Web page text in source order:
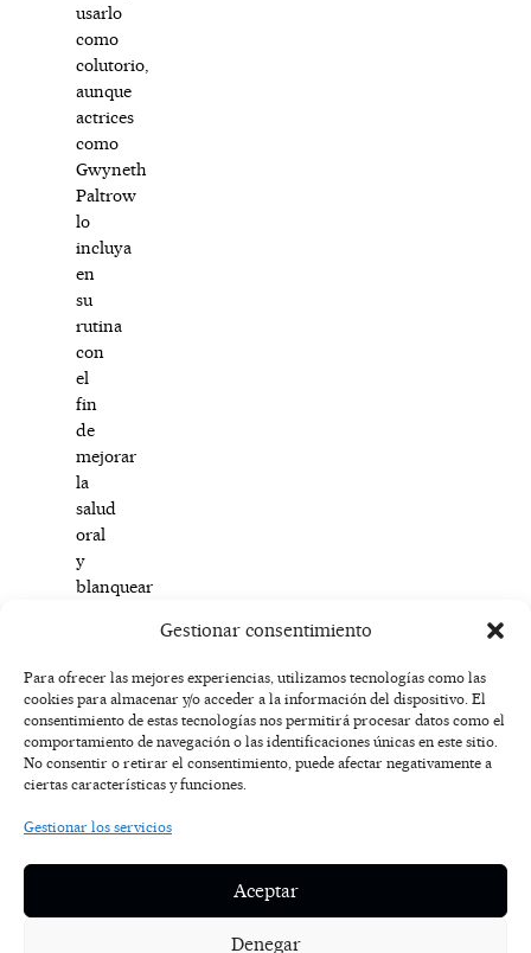
Gestionar consentimiento
Para ofrecer las mejores experiencias, utilizamos tecnologías como las
cookies para almacenar y/o acceder a la información del dispositivo. El
consentimiento de estas tecnologías nos permitirá procesar datos como el
comportamiento de navegación o las identificaciones únicas en este sitio.
No consentir o retirar el consentimiento, puede afectar negativamente a
ciertas características y funciones.
Gestionar los servicios
Aceptar
Denegar
usarlo
como
colutorio,
aunque
actrices
como
Gwyneth
Paltrow
lo
incluya
en
su
rutina
con
el
fin
de
mejorar
la
salud
oral
y
blanquear
F
a
c
e
-
f
I
n
s
t
m
X
-
t
w
r
Y
o
u
t
T
i
k
t
AVISO
POLÍTICA DE